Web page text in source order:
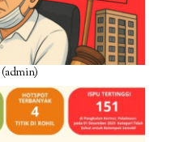
(admin)